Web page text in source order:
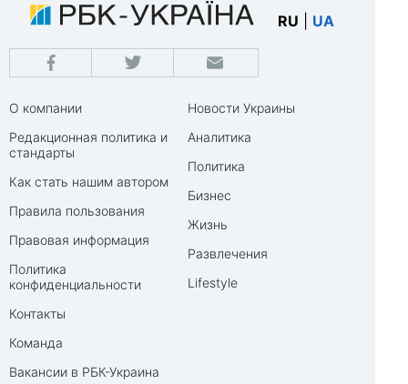
RU UA
О компании
Редакционная политика и
стандарты
Как стать нашим автором
Правила пользования
Правовая информация
Политика
конфиденциальности
Контакты
Команда
Вакансии в РБК-Украина
Новости Украины
Аналитика
Политика
Бизнес
Жизнь
Развлечения
Lifestyle